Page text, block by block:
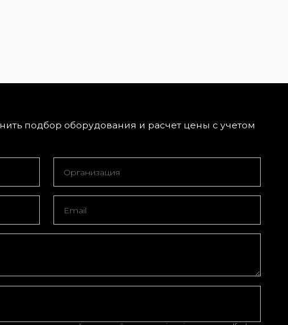
подбор оборудования и расчет цены с учетом